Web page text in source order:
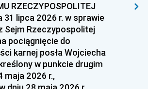
1995 1994
1992 1991
1989
1986 1985
1983
RZECZYPOSPOLITEJ
31 lipca 2026 r. w sprawie
Sejm Rzeczypospolitej
pociągnięcie do
karnej posła Wojciecha
w punkcie drugim
maja 2026 r.,